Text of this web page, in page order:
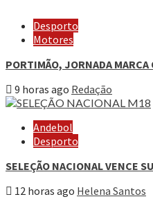
Desporto
Motores
PORTIMÃO, JORNADA MARCA
9 horas ago Redação
Andebol
Desporto
SELEÇÃO NACIONAL VENCE
12 horas ago Helena Santos